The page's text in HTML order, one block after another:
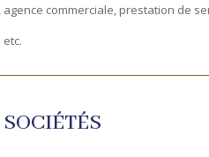
commerciale, prestation de